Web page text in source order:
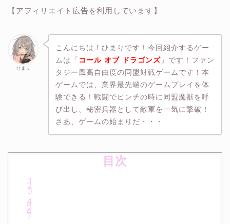
【アフィリエイト広告を利用しています】
ひまり
こんにちは！ひまりです！今回紹介するゲー
ムは「 コール オブ ドラゴンズ」です！ファン
タジー風高自由度の同盟対戦ゲームです！本
ゲームでは、業界最先端のゲームプレイを体
験できる！戦闘でピンチの時に同盟魔獣を呼
び出し、秘密兵器として敵軍を一気に撃破！
さあ、ゲームの始まりだ・・・
目次